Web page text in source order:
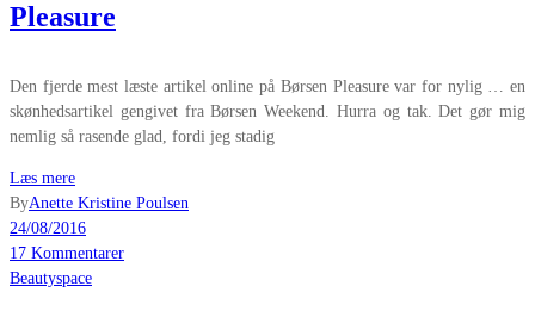
Pleasure
Den fjerde mest læste artikel online på Børsen Pleasure var for nylig … en
skønhedsartikel gengivet fra Børsen Weekend. Hurra og tak. Det gør mig
nemlig så rasende glad, fordi jeg stadig
Læs mere
ByAnette Kristine Poulsen
24/08/2016
17 Kommentarer
Beautyspace